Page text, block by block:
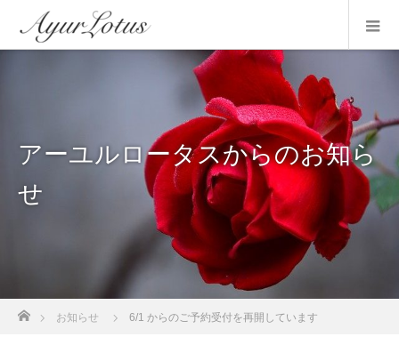
アーユルロータスからのお知ら
せ
ホーム
お知らせ 6/1 からのご予約受付を再開しています